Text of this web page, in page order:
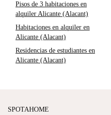
Pisos de 3 habitaciones en
alquiler Alicante (Alacant)
Habitaciones en alquiler en
Alicante (Alacant)
Residencias de estudiantes en
Alicante (Alacant)
SPOTAHOME